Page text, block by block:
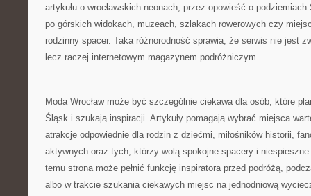
artykułu o wrocławskich neonach, przez opowieść o
po górskich widokach, muzeach, szlakach rowerowych czy
rodzinny spacer. Taka różnorodność sprawia, że serwis nie jest
lecz raczej internetowym magazynem podróżniczym.
Moda Wrocław może być szczególnie ciekawa dla osób, które
Śląsk i szukają inspiracji. Artykuły pomagają wybrać miejsca
atrakcje odpowiednie dla rodzin z dziećmi, miłośników historii,
aktywnych oraz tych, którzy wolą spokojne spacery i
temu strona może pełnić funkcję inspiratora przed podróżą,
albo w trakcie szukania ciekawych miejsc na jednodniową